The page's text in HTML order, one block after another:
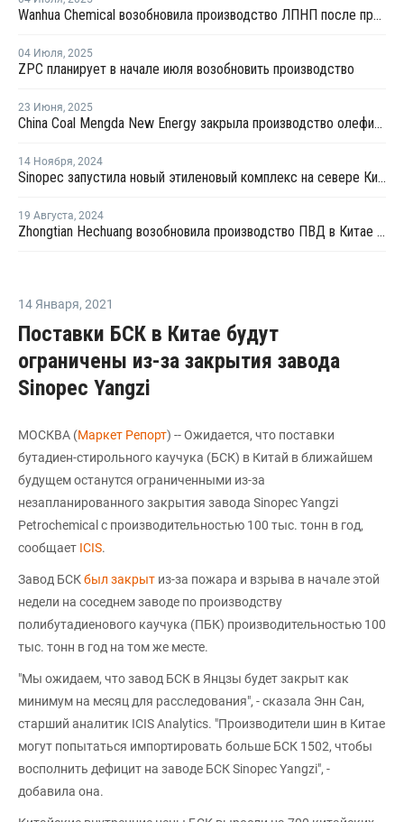
Wanhua Chemical возобновила производство ЛПНП после профилактики
04 Июля, 2025
ZPC планирует в начале июля возобновить производство
23 Июня, 2025
China Coal Mengda New Energy закрыла производство олефинов на ремонт
14 Ноября, 2024
Sinopec запустила новый этиленовый комплекс на севере Китая
19 Августа, 2024
Zhongtian Hechuang возобновила производство ПВД в Китае после профилактики
14 Января, 2021
Поставки БСК в Китае будут
ограничены из-за закрытия завода
Sinopec Yangzi
МОСКВА (Маркет Репорт) -- Ожидается, что поставки
бутадиен-стирольного каучука (БСК) в Китай в ближайшем
будущем останутся ограниченными из-за
незапланированного закрытия завода Sinopec Yangzi
Petrochemical с производительностью 100 тыс. тонн в год,
сообщает ICIS.
Завод БСКбыл закрыт из-за пожара и взрыва в начале этой
недели на соседнем заводе по производству
полибутадиенового каучука (ПБК) производительностью 100
тыс. тонн в год на том же месте.
"Мы ожидаем, что завод БСК в Янцзы будет закрыт как
минимум на месяц для расследования", - сказала Энн Сан,
старший аналитик ICIS Analytics. "Производители шин в Китае
могут попытаться импортировать больше БСК 1502, чтобы
восполнить дефицит на заводе БСК Sinopec Yangzi", -
добавила она.